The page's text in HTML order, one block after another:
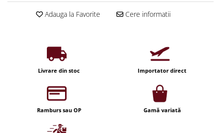
Tub LED
Becuri LED Smart
Becuri LED cu filament
Corpuri de emergenta
Uncategorized
Aplica LED
Profil banda LED
Adauga la Favorite Cere informatii
Livrare din stoc Importator direct
Ramburs sau OP Gamă variată